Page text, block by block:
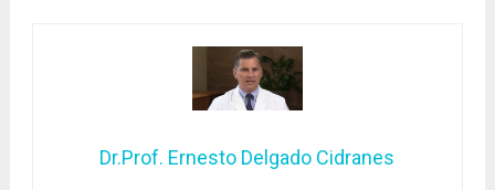
Dr.Prof. Ernesto Delgado Cidranes